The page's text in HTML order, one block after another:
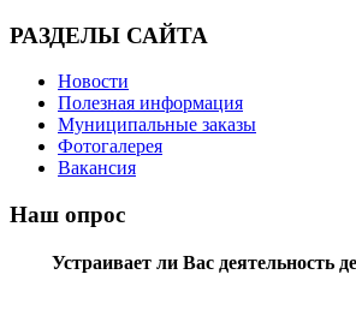
РАЗДЕЛЫ САЙТА
Новости
Полезная информация
Муниципальные заказы
Фотогалерея
Вакансия
Наш опрос
Устраивает ли Вас деятельность